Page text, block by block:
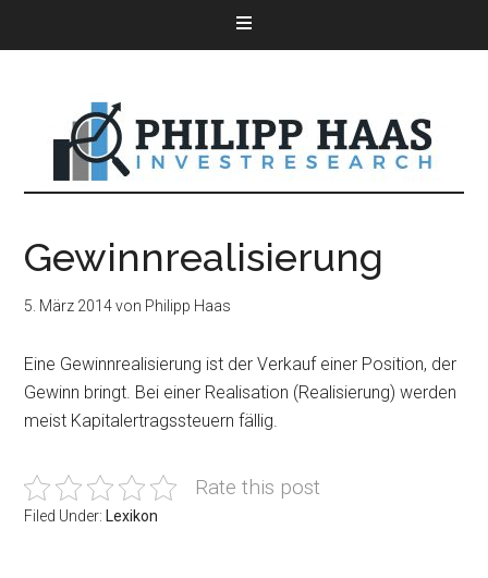
Gewinnrealisierung
5. März 2014von Philipp Haas
Eine Gewinnrealisierung ist der Verkauf einer Position, der
Gewinn bringt. Bei einer Realisation (Realisierung) werden
meist Kapitalertragssteuern fällig.
Rate this post
Filed Under: Lexikon